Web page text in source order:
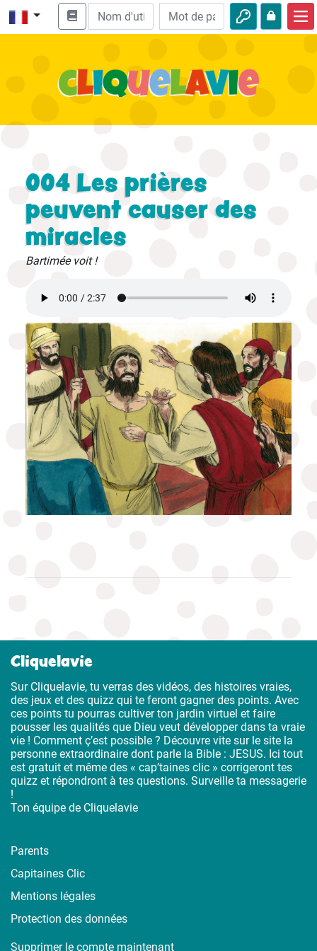
Enseignement biblique
Nature
004 Les prières
peuvent causer des
miracles
Bartimée voit !
Cliquelavie
Sur Cliquelavie, tu verras des vidéos, des histoires vraies,
des jeux et des quizz qui te feront gagner des points. Avec
ces points tu pourras cultiver ton jardin virtuel et faire
pousser les qualités que Dieu veut développer dans ta vraie
vie ! Comment ç’est possible ? Découvre vite sur le site la
personne extraordinaire dont parle la Bible : JESUS. Ici tout
est gratuit et même des « cap’taines clic » corrigeront tes
quizz et répondront à tes questions. Surveille ta messagerie
!
Ton équipe de Cliquelavie
Parents
Capitaines Clic
Mentions légales
Protection des données
Supprimer le compte maintenant